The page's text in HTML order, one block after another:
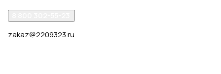
zakaz@2209323.ru